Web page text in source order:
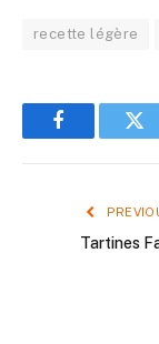
recette légère
Facebook
Tartines